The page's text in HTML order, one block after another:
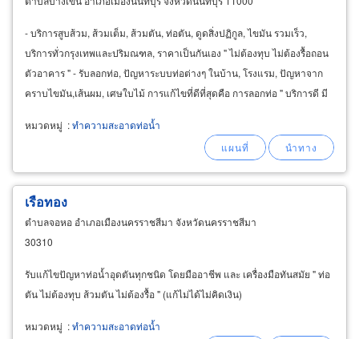
- บริการสูบส้วม, ส้วมเต็ม, ส้วมตัน, ท่อตัน, ดูดสิ่งปฏิกูล, ไขมัน รวมเร็ว,
บริการทั่วกรุงเทพและปริมณฑล, ราคาเป็นกันเอง " ไม่ต้องทุบ ไม่ต้องรื้อถอน
ตัวอาคาร " - รับลอกท่อ, ปัญหาระบบท่อต่างๆ ในบ้าน, โรงแรม, ปัญหาจาก
คราบไขมัน,เส้นผม, เศษใบไม้ การแก้ไขที่ดีที่สุดคือ การลอกท่อ " บริการดี มี
หมวดหมู่ :ทำความสะอาดท่อน้ำ
เรือทอง
ตำบลจอหอ อำเภอเมืองนครราชสีมา จังหวัดนครราชสีมา
30310
รับแก้ไขปัญหาท่อน้ำอุดตันทุกชนิด โดยมืออาชีพ และ เครื่องมือทันสมัย " ท่อ
ตัน ไม่ต้องทุบ ส้วมตัน ไม่ต้องรื้อ " (แก้ไม่ได้ไม่คิดเงิน)
หมวดหมู่ :ทำความสะอาดท่อน้ำ